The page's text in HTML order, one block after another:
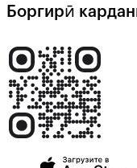
Боргирӣ